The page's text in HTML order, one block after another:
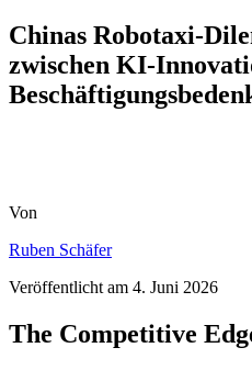
Chinas Robotaxi-
zwischen KI-
Von
Ruben Schäfer
Veröffentlicht am 4. Juni 2026
The Competitive